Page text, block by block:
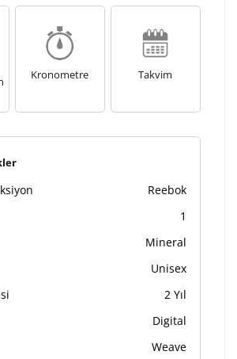
ürünlerin teslim süresi gravür işleme
günü uzamaktadır. Gravür İşlemi
sonra siparişiniz kargoya verilecektir.
Kronometre Takvim
Reebok
1
Mineral
Unisex
2 Yıl
Digital
Weave